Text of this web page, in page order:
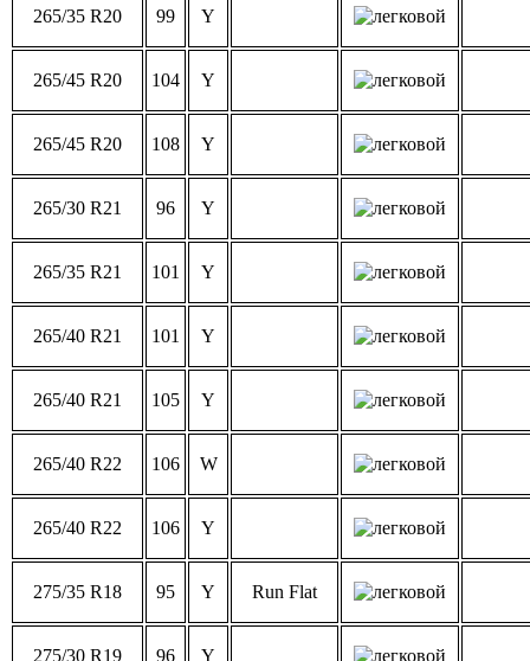
265/35 R20 99 Y
265/45 R20 104 Y
265/45 R20 108 Y
265/30 R21 96 Y
265/35 R21 101 Y
265/40 R21 101 Y
265/40 R21 105 Y
265/40 R22 106 W
265/40 R22 106 Y
275/35 R18 95 Y Run Flat
275/30 R19 96 Y